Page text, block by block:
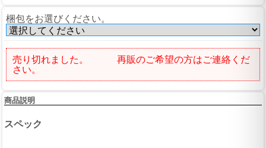
梱包をお選びください。
売り切れました。 再販のご希望の方はご連絡くだ
さい。
商品説明
スペック